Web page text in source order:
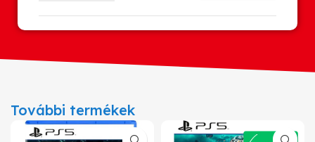
További termékek